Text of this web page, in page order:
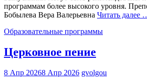
программам более высокого уровня.
Бобылева Вера Валерьевна Читать далее
Образовательные программы
Церковное пение
8 Апр 20268 Апр 2026 gvolgou